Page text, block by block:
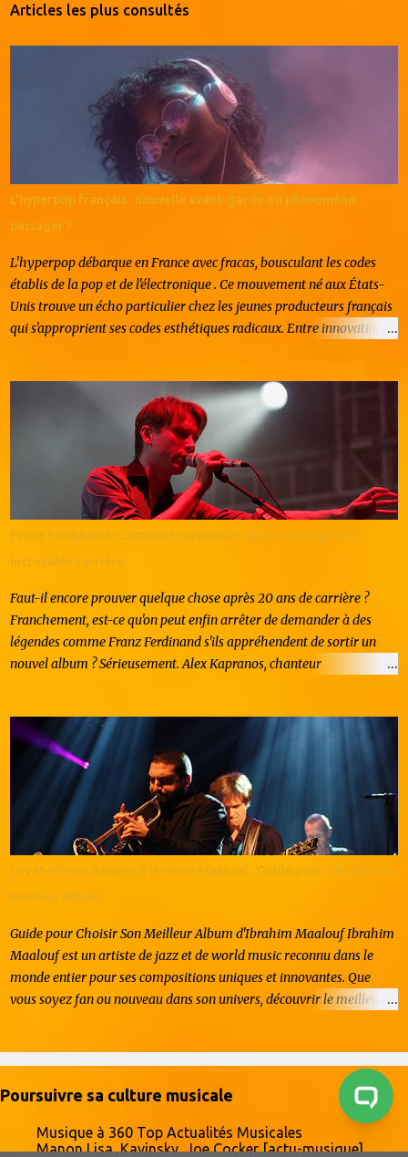
Articles les plus consultés
L'hyperpop français : nouvelle avant-garde ou phénomène
passager ?
L'hyperpop débarque en France avec fracas, bousculant les codes
établis de la pop et de l'électronique . Ce mouvement né aux États-
Unis trouve un écho particulier chez les jeunes producteurs français
qui s'approprient ses codes esthétiques radicaux. Entre innovation
caractéristiques du mouvement L'hyperpop naît dans la sphère
underground américaine au milieu des années 2010, popularisé par
le collectif PC Music et des artistes comme 100 gecs ou Sophie. Le
genre se caractérise par une esthétique volontairement excessive :
saturations extrêmes, voix pitch-shiftées jusqu'à l'absurde, mélodies
pop déformées et tempos frénétiques. En France, ce mouvement
émerge vers 2020 avec une nouvelle génération d'artistes formés au
digital. Contrairement à leurs homologues anglo-saxons, les
producteurs français intègrent des influence...
Franz Ferdinand : Comment surmonter la peur a forgé leur
incroyable carrière
Faut-il encore prouver quelque chose après 20 ans de carrière ?
Franchement, est-ce qu'on peut enfin arrêter de demander à des
légendes comme Franz Ferdinand s'ils appréhendent de sortir un
nouvel album ? Sérieusement. Alex Kapranos, chanteur
britannique et de désinvolture écossaise, un grand "non". Pas de
peur, pas de stress. Juste du pur plaisir brut. Vous vous rappelez la
claque que vous avez prise en 2004 avec le légendaire Take Me Out
? Ces mecs ont littéralement redéfini ce que cool veut dire en
musique. Et pourtant, après plus de vingt ans de carrière, ils
continuent à naviguer dans l'industrie comme s'ils étaient des
nouveaux venus. Ils trouvent leur inspiration non pas en vivant dans
le passé, mais en s'attaquant sans pitié à la peur et en la
transmutant en pure énergie. Si ça,...
Les Meilleurs Albums d'Ibrahim Maalouf : Guide pour Choisir Son
Meilleur Album
Guide pour Choisir Son Meilleur Album d'Ibrahim Maalouf Ibrahim
Maalouf est un artiste de jazz et de world music reconnu dans le
monde entier pour ses compositions uniques et innovantes. Que
vous soyez fan ou nouveau dans son univers, découvrir le meilleur
vous aider à choisir parmi ses meilleurs albums. Si vous recherchez
l'album parfait pour démarrer ou enrichir votre collection, suivez le
guide ! Pourquoi Ibrahim Maalouf est un artiste incontournable ? Né
en France, Ibrahim Maalouf est d'origine libanaise. Il est connu pour
sa capacité à fusionner les genres, mêlant jazz, musique classique,
Poursuivre sa culture musicale
Musique à 360 Top Actualités Musicales
Manon Lisa, Kavinsky, Joe Cocker [actu-musique]